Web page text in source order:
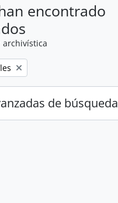
encontrado
archivística
de búsqueda